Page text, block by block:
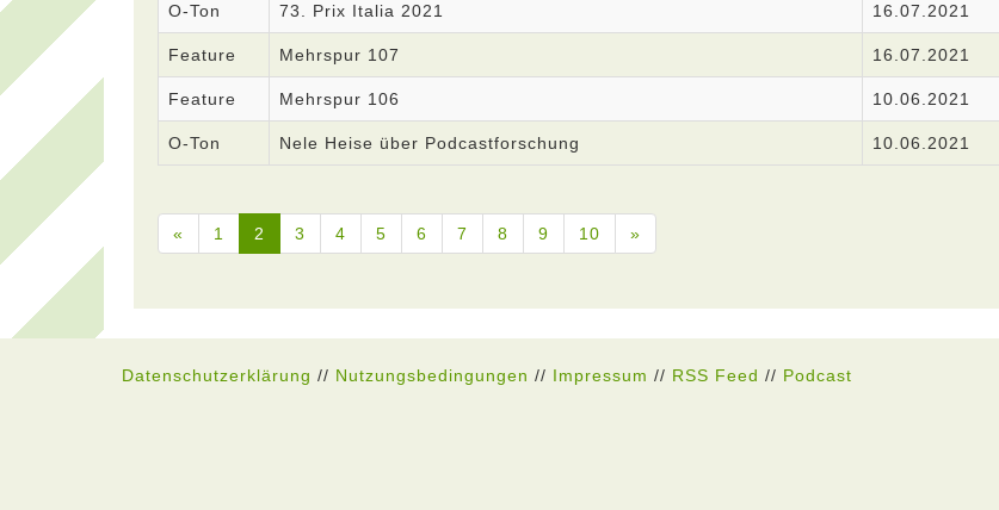
O-Ton 73. Prix Italia 2021 16.07.2021
Feature Mehrspur 107 16.07.2021
Feature Mehrspur 106 10.06.2021
O-Ton Nele Heise über Podcastforschung 10.06.2021
« 1 2 3 4 5 6 7 8 9 10 »
Datenschutzerklärung // Nutzungsbedingungen // Impressum // RSS Feed // Podcast